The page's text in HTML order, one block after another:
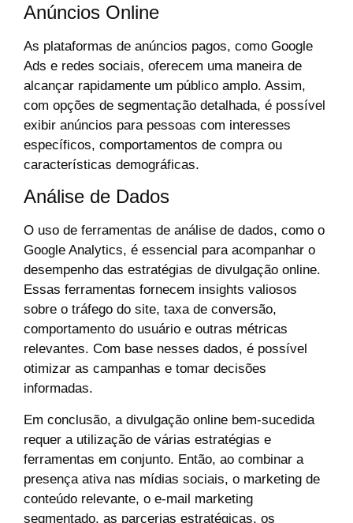
Anúncios Online
As plataformas de anúncios pagos, como Google
Ads e redes sociais, oferecem uma maneira de
alcançar rapidamente um público amplo. Assim,
com opções de segmentação detalhada, é possível
exibir anúncios para pessoas com interesses
específicos, comportamentos de compra ou
características demográficas.
Análise de Dados
O uso de ferramentas de análise de dados, como o
Google Analytics, é essencial para acompanhar o
desempenho das estratégias de divulgação online.
Essas ferramentas fornecem insights valiosos
sobre o tráfego do site, taxa de conversão,
comportamento do usuário e outras métricas
relevantes. Com base nesses dados, é possível
otimizar as campanhas e tomar decisões
informadas.
Em conclusão, a divulgação online bem-sucedida
requer a utilização de várias estratégias e
ferramentas em conjunto. Então, ao combinar a
presença ativa nas mídias sociais, o marketing de
conteúdo relevante, o e-mail marketing
segmentado, as parcerias estratégicas, os